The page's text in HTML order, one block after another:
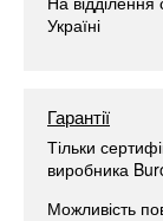
Україні
Гарантії
Тільки
виробника
Можливість